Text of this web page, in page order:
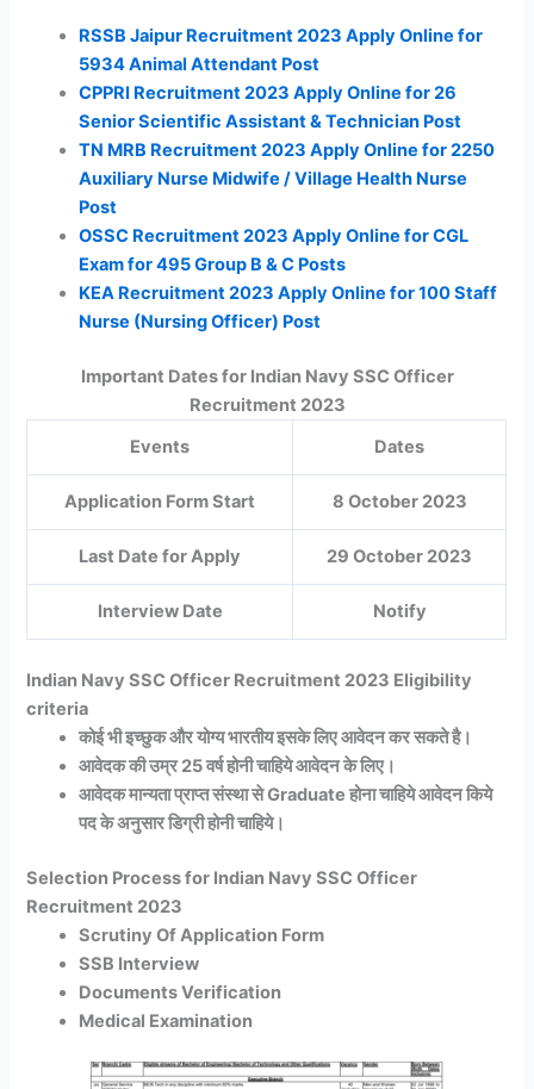
RSSB Jaipur Recruitment 2023 Apply Online for
5934 Animal Attendant Post
CPPRI Recruitment 2023 Apply Online for 26
Senior Scientific Assistant & Technician Post
TN MRB Recruitment 2023 Apply Online for 2250
Auxiliary Nurse Midwife / Village Health Nurse
Post
OSSC Recruitment 2023 Apply Online for CGL
Exam for 495 Group B & C Posts
KEA Recruitment 2023 Apply Online for 100 Staff
Nurse (Nursing Officer) Post
Important Dates for Indian Navy SSC Officer
Recruitment 2023
Events
Dates
Application Form Start 8 October 2023
Last Date for Apply 29 October 2023
Interview Date Notify
Indian Navy SSC Officer Recruitment 2023 Eligibility
criteria
कोई भी इच्छुक और योग्य भारतीय इसके लिए आवेदन कर सकते है।
आवेदक की उम्र 25 वर्ष होनी चाहिये आवेदन के लिए।
आवेदक मान्यता प्राप्त संस्था से Graduate होना चाहिये आवेदन किये
पद के अनुसार डिग्री होनी चाहिये।
Selection Process for Indian Navy SSC Officer
Recruitment 2023
Scrutiny Of Application Form
SSB Interview
Documents Verification
Medical Examination